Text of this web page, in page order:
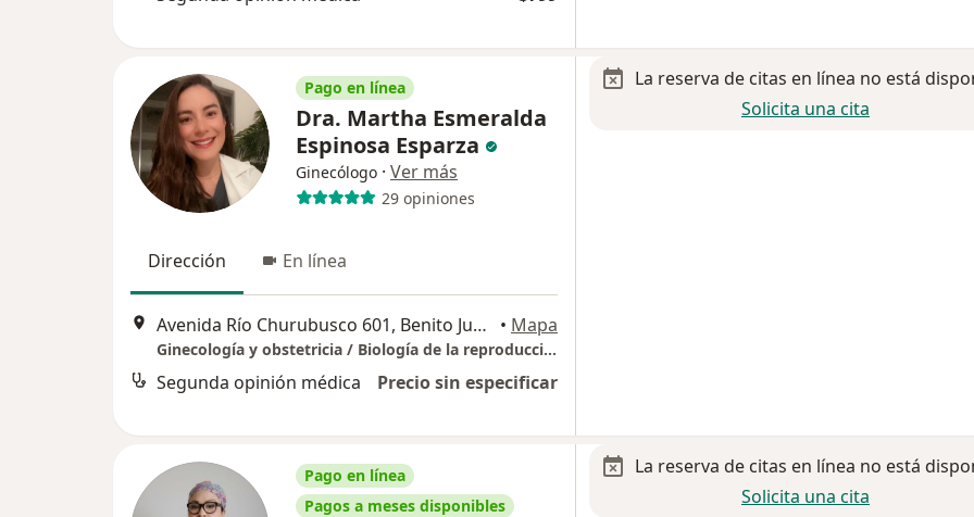
Pago en línea
Dra. Martha Esmeralda
Espinosa Esparza
Ginecólogo · Ver más
29 opiniones
Dirección En línea
Avenida Río Churubusco 601, Benito Juárez • Mapa
Ginecología y obstetricia / Biología de la reproducción humana
Segunda opinión médica Precio sin especificar
La reserva de citas en línea no está
Solicita una cita
Pago en línea
Pagos a meses disponibles
La reserva de citas en línea no está
Solicita una cita